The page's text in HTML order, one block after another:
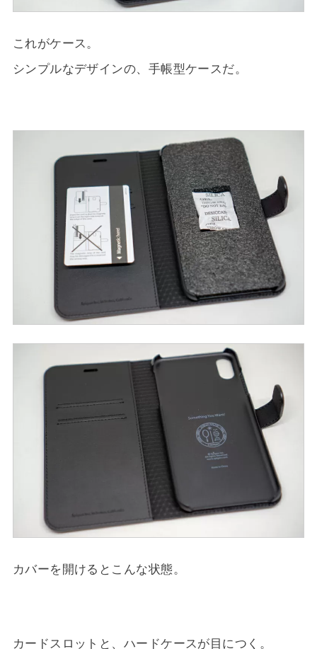
これがケース。
シンプルなデザインの、手帳型ケースだ。
カバーを開けるとこんな状態。
カードスロットと、ハードケースが目につく。